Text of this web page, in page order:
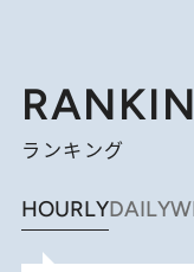
ランキング
HOURLYDAILY